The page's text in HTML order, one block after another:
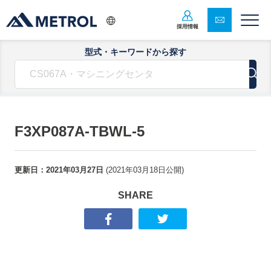
採用情報
型式・キーワードから探す
F3XP087A-TBWL-5
更新日： 2021年03月27日 (2021年03月18日 公開)
SHARE